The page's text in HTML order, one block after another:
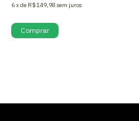
6xde R$149,98 sem juros
Comprar